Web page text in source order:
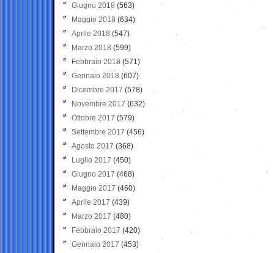
Giugno 2018 (563)
Maggio 2018 (634)
Aprile 2018 (547)
Marzo 2018 (599)
Febbraio 2018 (571)
Gennaio 2018 (607)
Dicembre 2017 (578)
Novembre 2017 (632)
Ottobre 2017 (579)
Settembre 2017 (456)
Agosto 2017 (368)
Luglio 2017 (450)
Giugno 2017 (468)
Maggio 2017 (460)
Aprile 2017 (439)
Marzo 2017 (480)
Febbraio 2017 (420)
Gennaio 2017 (453)